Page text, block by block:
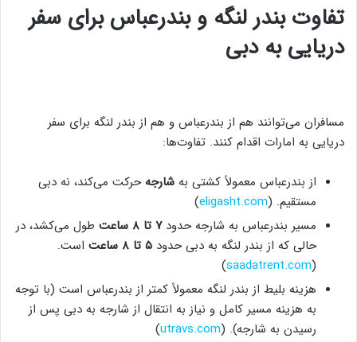
تفاوت بندر لنگه و بندرعباس برای سفر
دریایی به دبی
مسافران می‌توانند هم از بندرعباس و هم از بندر لنگه برای سفر
دریایی به امارات اقدام کنند. تفاوت‌ها:
از بندرعباس معمولاً کشتی به شارجه حرکت می‌کند، نه دبی
مستقیم. (eligasht.com
)
مسیر بندرعباس به شارجه حدود۷ تا ۸ ساعت
طول می‌کشد، در
حالی که از بندر لنگه به دبی حدود ۵ تا ۸ ساعت
است.
(
saadatrent.com
)
هزینه بلیط از بندر لنگه معمولاً کمتر از بندرعباس است (با توجه
به هزینه مسیر کامل و نیاز به انتقال از شارجه به دبی پس از
رسیدن به شارجه). (utravs.com
)